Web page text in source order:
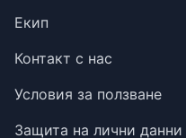
Екип
Контакт с нас
Условия за ползване
Защита на лични данни